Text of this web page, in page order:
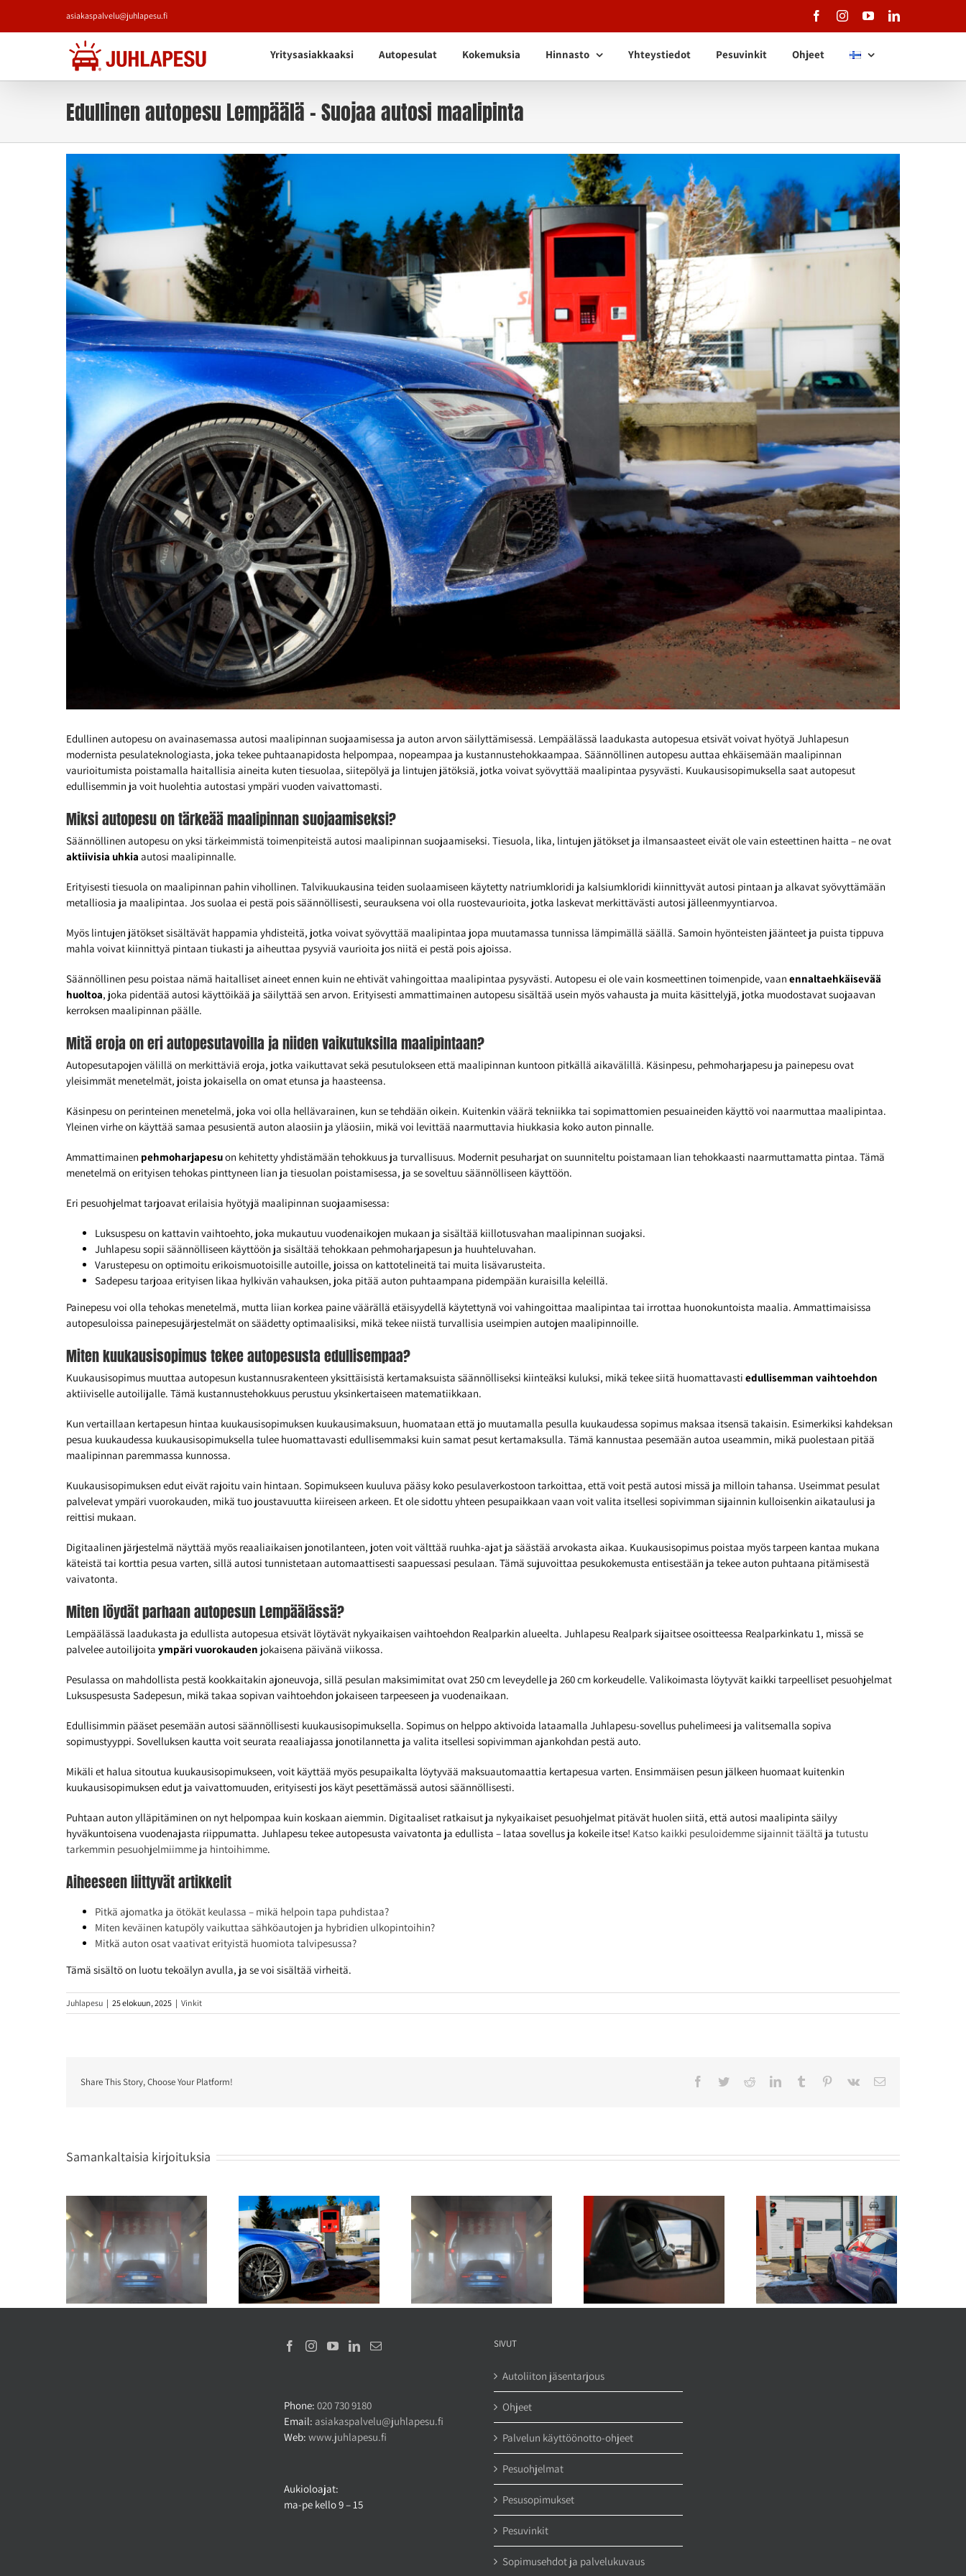
asiakaspalvelu@juhlapesu.fi FacebookInstagramYouTubeLinkedIn
Yritysasiakkaaksi Autopesulat Kokemuksia Hinnasto Yhteystiedot Pesuvinkit Ohjeet
Edullinen autopesu Lempäälä – Suojaa autosi maalipinta
Katso
kuvaa
isompana
Edullinen autopesu on avainasemassa autosi maalipinnan suojaamisessa ja auton arvon säilyttämisessä. Lempäälässä laadukasta autopesua etsivät voivat hyötyä Juhlapesun
modernista pesulateknologiasta, joka tekee puhtaanapidosta helpompaa, nopeampaa ja kustannustehokkaampaa. Säännöllinen autopesu auttaa ehkäisemään maalipinnan
vaurioitumista poistamalla haitallisia aineita kuten tiesuolaa, siitepölyä ja lintujen jätöksiä, jotka voivat syövyttää maalipintaa pysyvästi. Kuukausisopimuksella saat autopesut
edullisemmin ja voit huolehtia autostasi ympäri vuoden vaivattomasti.
Miksi autopesu on tärkeää maalipinnan suojaamiseksi?
Säännöllinen autopesu on yksi tärkeimmistä toimenpiteistä autosi maalipinnan suojaamiseksi. Tiesuola, lika, lintujen jätökset ja ilmansaasteet eivät ole vain esteettinen haitta – ne ovat
aktiivisia uhkia autosi maalipinnalle.
Erityisesti tiesuola on maalipinnan pahin vihollinen. Talvikuukausina teiden suolaamiseen käytetty natriumkloridi ja kalsiumkloridi kiinnittyvät autosi pintaan ja alkavat syövyttämään
metalliosia ja maalipintaa. Jos suolaa ei pestä pois säännöllisesti, seurauksena voi olla ruostevaurioita, jotka laskevat merkittävästi autosi jälleenmyyntiarvoa.
Myös lintujen jätökset sisältävät happamia yhdisteitä, jotka voivat syövyttää maalipintaa jopa muutamassa tunnissa lämpimällä säällä. Samoin hyönteisten jäänteet ja puista tippuva
mahla voivat kiinnittyä pintaan tiukasti ja aiheuttaa pysyviä vaurioita jos niitä ei pestä pois ajoissa.
Säännöllinen pesu poistaa nämä haitalliset aineet ennen kuin ne ehtivät vahingoittaa maalipintaa pysyvästi. Autopesu ei ole vain kosmeettinen toimenpide, vaan ennaltaehkäisevää
huoltoa, joka pidentää autosi käyttöikää ja säilyttää sen arvon. Erityisesti ammattimainen autopesu sisältää usein myös vahausta ja muita käsittelyjä, jotka muodostavat suojaavan
kerroksen maalipinnan päälle.
Mitä eroja on eri autopesutavoilla ja niiden vaikutuksilla maalipintaan?
Autopesutapojen välillä on merkittäviä eroja, jotka vaikuttavat sekä pesutulokseen että maalipinnan kuntoon pitkällä aikavälillä. Käsinpesu, pehmoharjapesu ja painepesu ovat
yleisimmät menetelmät, joista jokaisella on omat etunsa ja haasteensa.
Käsinpesu on perinteinen menetelmä, joka voi olla hellävarainen, kun se tehdään oikein. Kuitenkin väärä tekniikka tai sopimattomien pesuaineiden käyttö voi naarmuttaa maalipintaa.
Yleinen virhe on käyttää samaa pesusientä auton alaosiin ja yläosiin, mikä voi levittää naarmuttavia hiukkasia koko auton pinnalle.
Ammattimainen pehmoharjapesuon kehitetty yhdistämään tehokkuus ja turvallisuus. Modernit pesuharjat on suunniteltu poistamaan lian tehokkaasti naarmuttamatta pintaa. Tämä
menetelmä on erityisen tehokas pinttyneen lian ja tiesuolan poistamisessa, ja se soveltuu säännölliseen käyttöön.
Eri pesuohjelmat tarjoavat erilaisia hyötyjä maalipinnan suojaamisessa:
Luksuspesu on kattavin vaihtoehto, joka mukautuu vuodenaikojen mukaan ja sisältää kiillotusvahan maalipinnan suojaksi.
Juhlapesu sopii säännölliseen käyttöön ja sisältää tehokkaan pehmoharjapesun ja huuhteluvahan.
Varustepesu on optimoitu erikoismuotoisille autoille, joissa on kattotelineitä tai muita lisävarusteita.
Sadepesu tarjoaa erityisen likaa hylkivän vahauksen, joka pitää auton puhtaampana pidempään kuraisilla keleillä.
Painepesu voi olla tehokas menetelmä, mutta liian korkea paine väärällä etäisyydellä käytettynä voi vahingoittaa maalipintaa tai irrottaa huonokuntoista maalia. Ammattimaisissa
autopesuloissa painepesujärjestelmät on säädetty optimaalisiksi, mikä tekee niistä turvallisia useimpien autojen maalipinnoille.
Miten kuukausisopimus tekee autopesusta edullisempaa?
Kuukausisopimus muuttaa autopesun kustannusrakenteen yksittäisistä kertamaksuista säännölliseksi kiinteäksi kuluksi, mikä tekee siitä huomattavasti edullisemman vaihtoehdon
aktiiviselle autoilijalle. Tämä kustannustehokkuus perustuu yksinkertaiseen matematiikkaan.
Kun vertaillaan kertapesun hintaa kuukausisopimuksen kuukausimaksuun, huomataan että jo muutamalla pesulla kuukaudessa sopimus maksaa itsensä takaisin. Esimerkiksi kahdeksan
pesua kuukaudessa kuukausisopimuksella tulee huomattavasti edullisemmaksi kuin samat pesut kertamaksulla. Tämä kannustaa pesemään autoa useammin, mikä puolestaan pitää
maalipinnan paremmassa kunnossa.
Kuukausisopimuksen edut eivät rajoitu vain hintaan. Sopimukseen kuuluva pääsy koko pesulaverkostoon tarkoittaa, että voit pestä autosi missä ja milloin tahansa. Useimmat pesulat
palvelevat ympäri vuorokauden, mikä tuo joustavuutta kiireiseen arkeen. Et ole sidottu yhteen pesupaikkaan vaan voit valita itsellesi sopivimman sijainnin kulloisenkin aikataulusi ja
reittisi mukaan.
Digitaalinen järjestelmä näyttää myös reaaliaikaisen jonotilanteen, joten voit välttää ruuhka-ajat ja säästää arvokasta aikaa. Kuukausisopimus poistaa myös tarpeen kantaa mukana
käteistä tai korttia pesua varten, sillä autosi tunnistetaan automaattisesti saapuessasi pesulaan. Tämä sujuvoittaa pesukokemusta entisestään ja tekee auton puhtaana pitämisestä
vaivatonta.
Miten löydät parhaan autopesun Lempäälässä?
Lempäälässä laadukasta ja edullista autopesua etsivät löytävät nykyaikaisen vaihtoehdon Realparkin alueelta. Juhlapesu Realpark sijaitsee osoitteessa Realparkinkatu 1, missä se
palvelee autoilijoita ympäri vuorokauden jokaisena päivänä viikossa.
Pesulassa on mahdollista pestä kookkaitakin ajoneuvoja, sillä pesulan maksimimitat ovat 250 cm leveydelle ja 260 cm korkeudelle. Valikoimasta löytyvät kaikki tarpeelliset pesuohjelmat
Luksuspesusta Sadepesun, mikä takaa sopivan vaihtoehdon jokaiseen tarpeeseen ja vuodenaikaan.
Edullisimmin pääset pesemään autosi säännöllisesti kuukausisopimuksella. Sopimus on helppo aktivoida lataamalla Juhlapesu-sovellus puhelimeesi ja valitsemalla sopiva
sopimustyyppi. Sovelluksen kautta voit seurata reaaliajassa jonotilannetta ja valita itsellesi sopivimman ajankohdan pestä auto.
Mikäli et halua sitoutua kuukausisopimukseen, voit käyttää myös pesupaikalta löytyvää maksuautomaattia kertapesua varten. Ensimmäisen pesun jälkeen huomaat kuitenkin
kuukausisopimuksen edut ja vaivattomuuden, erityisesti jos käyt pesettämässä autosi säännöllisesti.
Puhtaan auton ylläpitäminen on nyt helpompaa kuin koskaan aiemmin. Digitaaliset ratkaisut ja nykyaikaiset pesuohjelmat pitävät huolen siitä, että autosi maalipinta säilyy
hyväkuntoisena vuodenajasta riippumatta. Juhlapesu tekee autopesusta vaivatonta ja edullista – lataa sovellus ja kokeile itse! Katso kaikki pesuloidemme sijainnit täältä ja tutustu
tarkemmin pesuohjelmiimme ja hintoihimme.
Aiheeseen liittyvät artikkelit
Pitkä ajomatka ja ötökät keulassa – mikä helpoin tapa puhdistaa?
Miten keväinen katupöly vaikuttaa sähköautojen ja hybridien ulkopintoihin?
Mitkä auton osat vaativat erityistä huomiota talvipesussa?
Tämä sisältö on luotu tekoälyn avulla, ja se voi sisältää virheitä.
Juhlapesu | 25 elokuun, 2025 | Vinkit
Share This Story, Choose Your Platform! Facebook
TwitterRedditLinkedInTumblr Pinterest
Vk Sähköposti
Samankaltaisia kirjoituksia
Autopesun vaikutus
ajovalojen kirkkauteen
Näin pidät mustan auton
kiiltävänä ympäri vuoden
Autopesu ja sähköautot –
mitä pitää huomioida
Näin vältät vedenjäljet
autossa pesun jälkeen
Phone: 020 730 9180
Email: asiakaspalvelu@juhlapesu.fi
Web: www.juhlapesu.fi
Aukioloajat:
ma-pe kello 9 – 15
SIVUT
Autoliiton jäsentarjous
Ohjeet
Palvelun käyttöönotto-ohjeet
Pesuohjelmat
Pesusopimukset
Pesuvinkit
Sopimusehdot ja palvelukuvaus